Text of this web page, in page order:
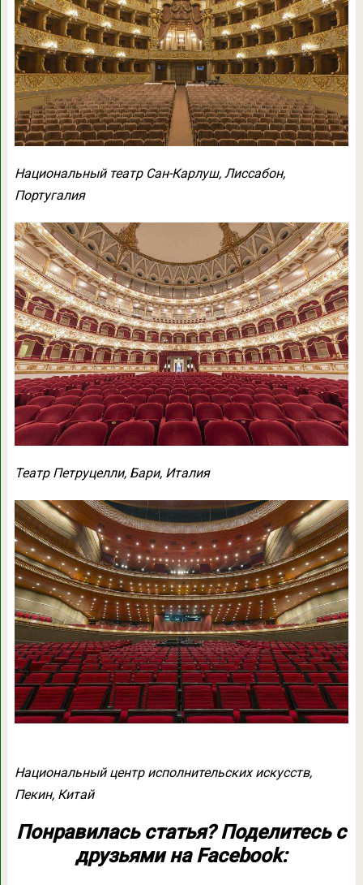
Национальный театр Сан-Карлуш, Лиссабон,
Португалия
Театр Петруцелли, Бари, Италия
Национальный центр исполнительских искусств,
Пекин, Китай
Понравилась статья? Поделитесь с
друзьями на Facebook: